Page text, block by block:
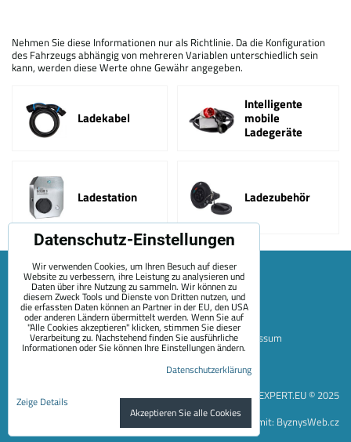
Nehmen Sie diese Informationen nur als Richtlinie. Da die Konfiguration
des Fahrzeugs abhängig von mehreren Variablen unterschiedlich sein
kann, werden diese Werte ohne Gewähr angegeben.
Ladekabel
Intelligente
mobile
Ladegeräte
Ladestation Ladezubehör
Sitemap Allgemeine Geschäftsbedingungen
Impressum
EVEXPERT.EU © 2025
Website erstellt mit: ByznysWeb.cz
Datenschutz-Einstellungen
Wir verwenden Cookies, um Ihren Besuch auf dieser
Website zu verbessern, ihre Leistung zu analysieren und
Daten über ihre Nutzung zu sammeln. Wir können zu
diesem Zweck Tools und Dienste von Dritten nutzen, und
die erfassten Daten können an Partner in der EU, den USA
oder anderen Ländern übermittelt werden. Wenn Sie auf
"Alle Cookies akzeptieren" klicken, stimmen Sie dieser
Verarbeitung zu. Nachstehend finden Sie ausführliche
Informationen oder Sie können Ihre Einstellungen ändern.
Datenschutzerklärung
Zeige Details
Akzeptieren Sie alle Cookies